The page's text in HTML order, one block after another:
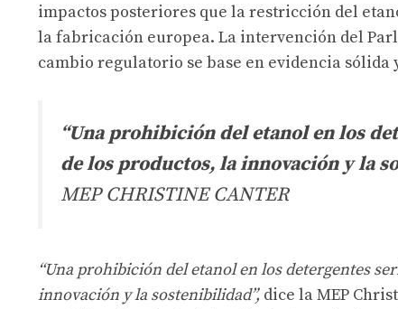
impactos posteriores que la restricción del
la fabricación europea. La intervención del
cambio regulatorio se base en evidencia
“Una prohibición del etanol en los
de los productos, la innovación y la
MEP CHRISTINE CANTER
“Una prohibición del etanol en los detergentes
innovación y la sostenibilidad”, dice la MEP